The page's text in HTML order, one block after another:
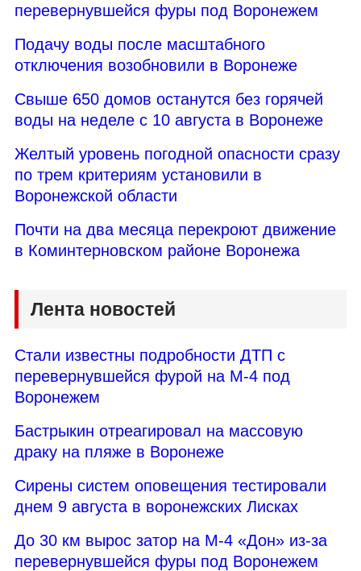
перевернувшейся фуры под Воронежем
Подачу воды после масштабного
отключения возобновили в Воронеже
Свыше 650 домов останутся без горячей
воды на неделе с 10 августа в Воронеже
Желтый уровень погодной опасности сразу
по трем критериям установили в
Воронежской области
Почти на два месяца перекроют движение
в Коминтерновском районе Воронежа
Лента новостей
Стали известны подробности ДТП с
перевернувшейся фурой на М-4 под
Воронежем
Бастрыкин отреагировал на массовую
драку на пляже в Воронеже
Сирены систем оповещения тестировали
днем 9 августа в воронежских Лисках
До 30 км вырос затор на М-4 «Дон» из-за
перевернувшейся фуры под Воронежем